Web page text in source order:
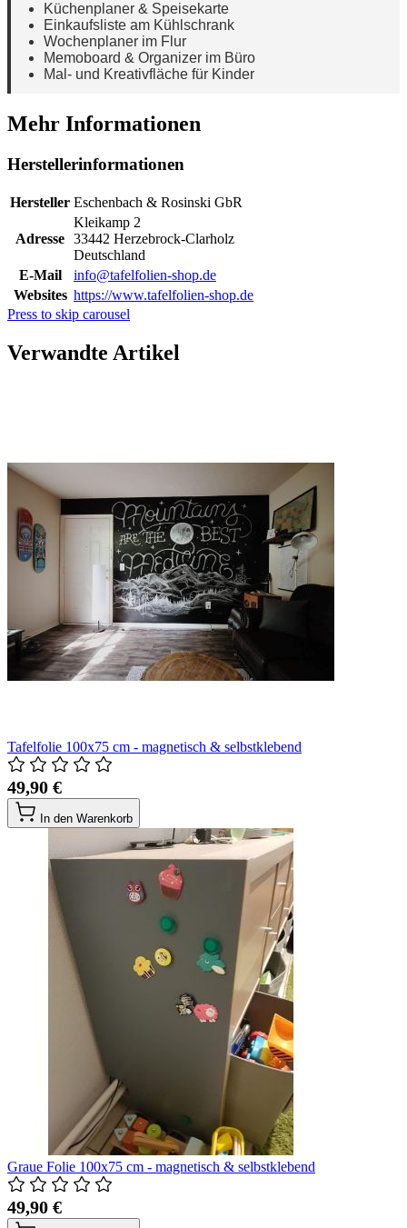
Küchenplaner & Speisekarte
Einkaufsliste am Kühlschrank
Wochenplaner im Flur
Memoboard & Organizer im Büro
Mal- und Kreativfläche für Kinder
Mehr Informationen
Herstellerinformationen
Hersteller Eschenbach & Rosinski GbR
Adresse
Kleikamp 2
33442 Herzebrock-Clarholz
Deutschland
E-Mail
info@tafelfolien-shop.de
Websites https://www.tafelfolien-shop.de
Press to skip carousel
Verwandte Artikel
Tafelfolie 100x75 cm - magnetisch & selbstklebend
49,90 €
In den Warenkorb
Graue Folie 100x75 cm - magnetisch & selbstklebend
49,90 €